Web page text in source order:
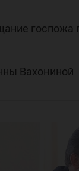
госпожа
Вахониной